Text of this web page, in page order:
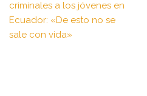
criminales a los jóvenes en
Ecuador: «De esto no se
sale con vida»